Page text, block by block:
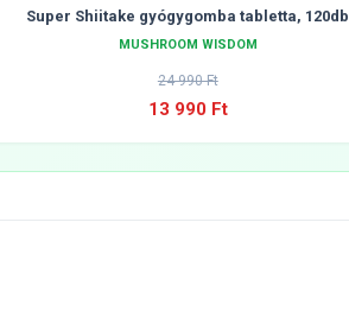
Super Shiitake gyógygomba tabletta, 120db
MUSHROOM WISDOM
24 990 Ft
13 990 Ft